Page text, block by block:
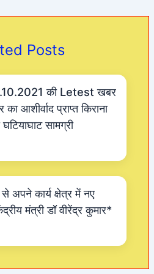
a
mPosts
की Letest खबर
आशीर्वाद प्राप्त किराना
घटियाघाट सामग्री
अपने कार्य क्षेत्र में नए
मंत्री डॉ वीरेंद्र कुमार*